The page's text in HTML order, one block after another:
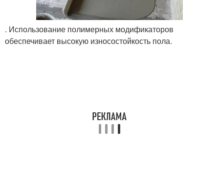
. Использование полимерных модификаторов
обеспечивает высокую износостойкость пола.